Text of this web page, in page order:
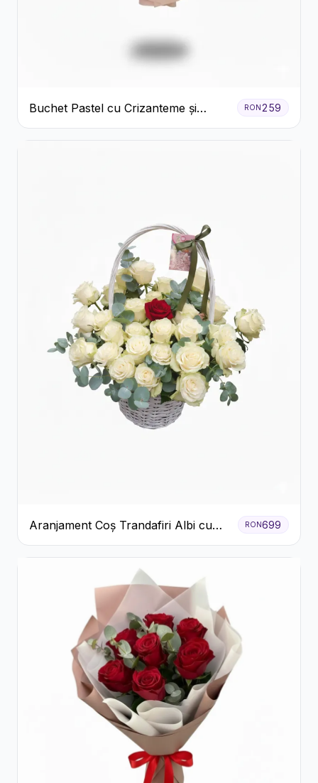
Buchet Pastel cu Crizanteme și
Garoafe
RON 259
Aranjament Coș Trandafiri Albi cu
Accent Roșu
RON699